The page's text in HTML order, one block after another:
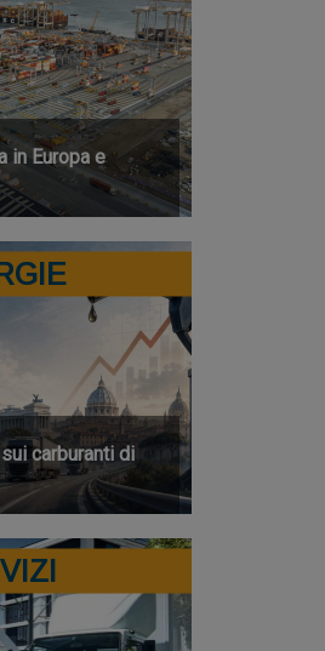
in Europa e
carburanti di